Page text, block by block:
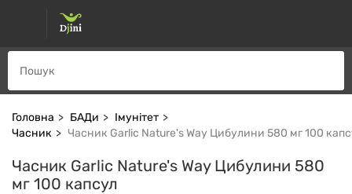
Головна БАДи
Імунітет
Часник
Часник Garlic Nature's Way Цибулини 580 мг 100
Часник Garlic Nature's Way Цибулини 580
мг 100 капсул